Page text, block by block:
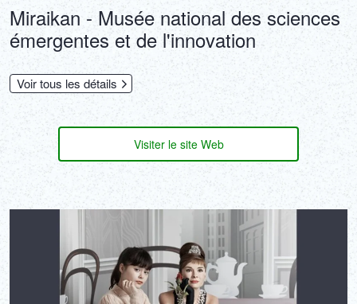
Miraikan - Musée national des sciences
émergentes et de l'innovation
Voir tous les détails
Visiter le site Web